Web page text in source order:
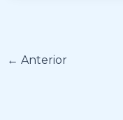
← Anterior